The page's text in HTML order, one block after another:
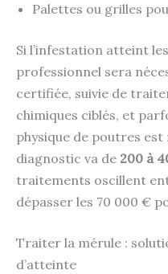
Palettes ou grilles
Si l’infestation atteint
professionnel sera
certifiée, suivie de
chimiques ciblés, et
physique de poutres est
diagnostic va de 200 à
traitements oscillent
dépasser les 70 000 €
Traiter la mérule :
d’atteinte